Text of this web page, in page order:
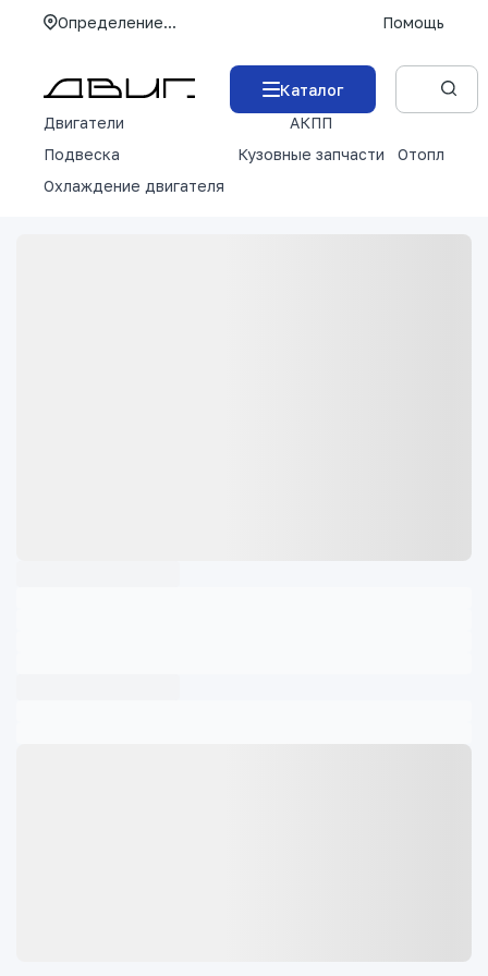
Определение... Помощь
Каталог
Двигатели
АКПП
Подвеска
Кузовные запчасти
Отопление
Охлаждение двигателя